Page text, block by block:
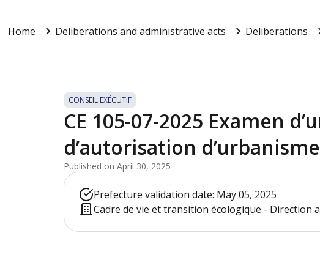
Home Deliberations and administrative acts Deliberations
CONSEIL EXÉCUTIF
CE 105-07-2025 Examen
d’autorisation d’urbanisme
Published on April 30, 2025
Prefecture validation date: May 05, 2025
Cadre de vie et transition écologique -